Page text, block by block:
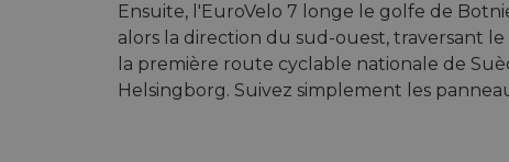
Ensuite, l'EuroVelo 7 longe le golfe de
alors la direction du sud-ouest, traversant
la première route cyclable nationale de
Helsingborg. Suivez simplement les